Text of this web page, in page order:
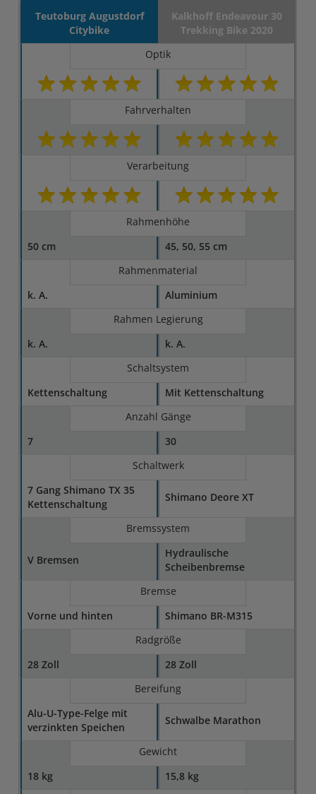
Teutoburg Augustdorf
Citybike
Kalkhoff Endeavour 30
Trekking Bike 2020
Optik
Fahrverhalten
Verarbeitung
Rahmenhöhe
50 cm
45, 50, 55 cm
Rahmenmaterial
k. A.
Aluminium
Rahmen Legierung
k. A.
k. A.
Schaltsystem
Kettenschaltung
Mit Kettenschaltung
Anzahl Gänge
7
30
Schaltwerk
7 Gang Shimano TX 35
Kettenschaltung
Shimano Deore XT
Bremssystem
V Bremsen
Hydraulische
Scheibenbremse
Bremse
Vorne und hinten
Shimano BR-M315
Radgröße
28 Zoll
28 Zoll
Bereifung
Alu-U-Type-Felge mit
verzinkten Speichen
Schwalbe Marathon
Gewicht
18 kg
15,8 kg